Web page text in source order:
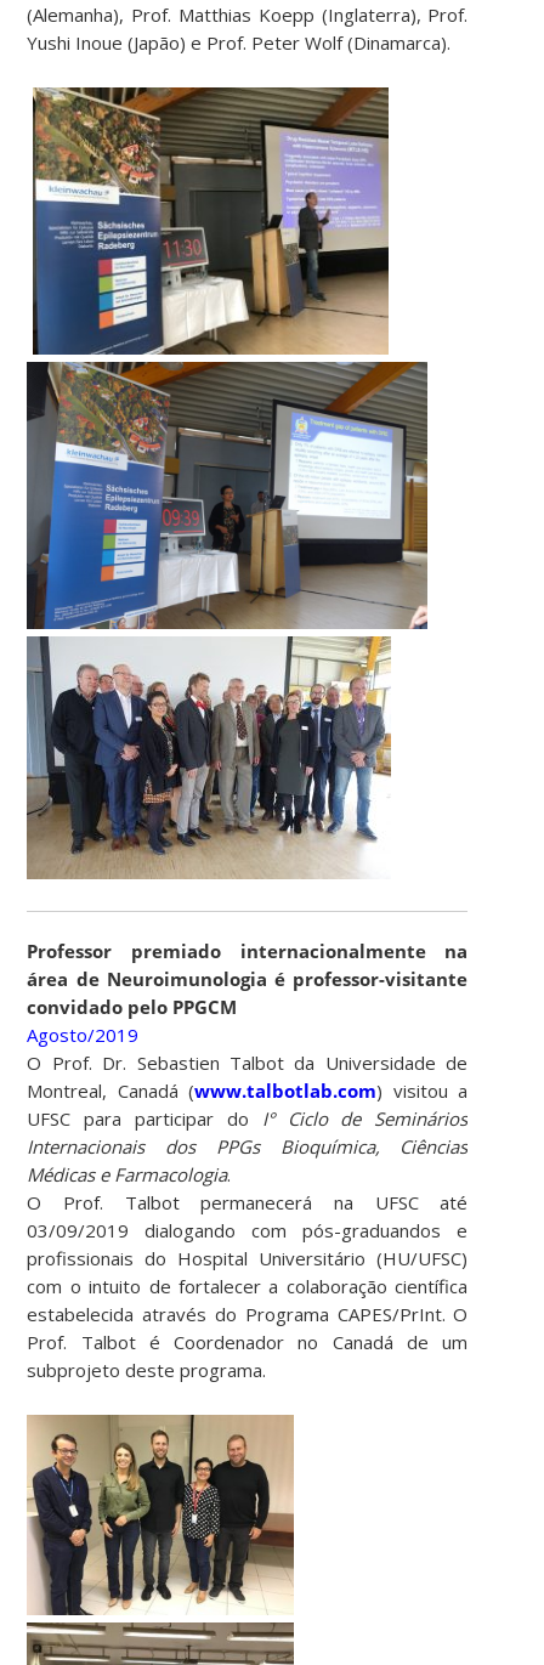
(Alemanha), Prof. Matthias Koepp (Inglaterra), Prof.
Yushi Inoue (Japão) e Prof. Peter Wolf (Dinamarca).
Professor premiado internacionalmente na
área de Neuroimunologia é professor-visitante
convidado pelo PPGCM
Agosto/2019
O Prof. Dr. Sebastien Talbot da Universidade de
Montreal, Canadá (www.talbotlab.com) visitou a
UFSC para participar do I°Ciclo de Seminários
Internacionais dos PPGs Bioquímica, Ciências
Médicas e Farmacologia.
O Prof. Talbot permanecerá na UFSC até
03/09/2019 dialogando com pós-graduandos e
profissionais do Hospital Universitário (HU/UFSC)
com o intuito de fortalecer a colaboração científica
estabelecida através do Programa CAPES/PrInt. O
Prof. Talbot é Coordenador no Canadá de um
subprojeto deste programa.